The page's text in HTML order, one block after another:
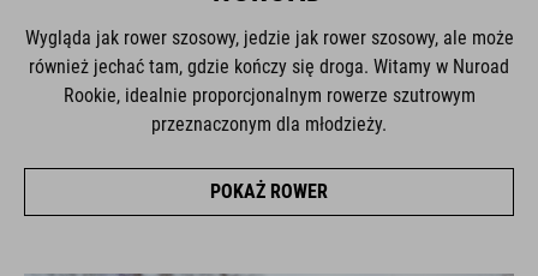
Wygląda jak rower szosowy, jedzie jak rower szosowy, ale może
również jechać tam, gdzie kończy się droga. Witamy w Nuroad
Rookie, idealnie proporcjonalnym rowerze szutrowym
przeznaczonym dla młodzieży.
POKAŻ ROWER